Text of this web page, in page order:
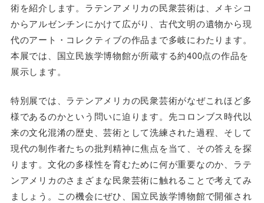
術を紹介します。ラテンアメリカの民衆芸術は、メキシコ
からアルゼンチンにかけて広がり、古代文明の遺物から現
代のアート・コレクティブの作品まで多岐にわたります。
本展では、国立民族学博物館が所蔵する約400点の作品を
展示します。
特別展では、ラテンアメリカの民衆芸術がなぜこれほど多
様であるのかという問いに迫ります。先コロンブス時代以
来の文化混淆の歴史、芸術として洗練された過程、そして
現代の制作者たちの批判精神に焦点を当て、その答えを探
ります。文化の多様性を育むために何が重要なのか、ラテ
ンアメリカのさまざまな民衆芸術に触れることで考えてみ
ましょう。この機会にぜひ、国立民族学博物館で開催され